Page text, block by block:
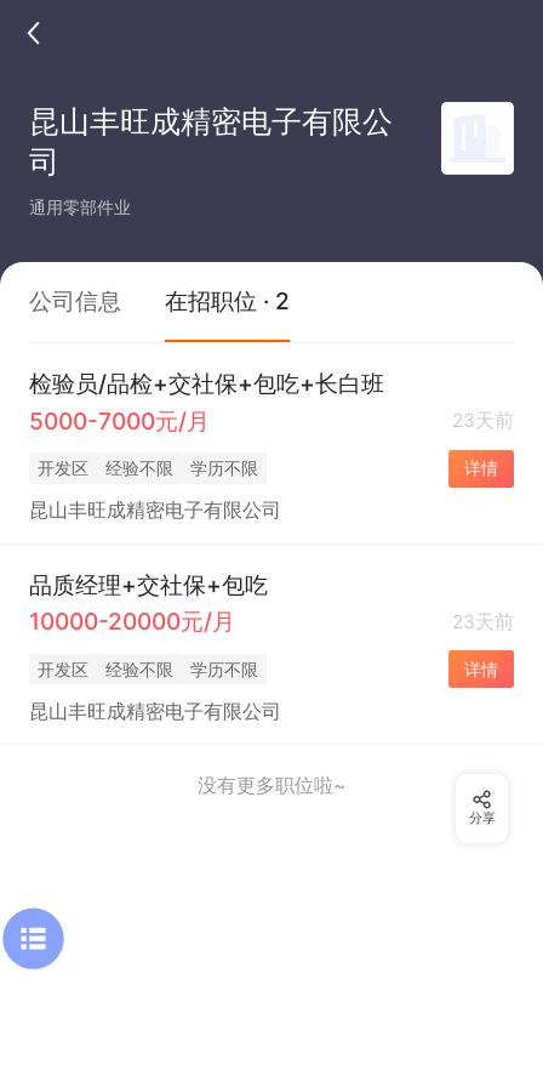
昆山丰旺成精密电子有限公
司
通用零部件业
公司信息 在招职位 · 2
检验员/品检+交社保+包吃+长白班
5000-7000元/月
23天前
开发区 经验不限 学历不限 详情
昆山丰旺成精密电子有限公司
品质经理+交社保+包吃
10000-20000元/月
23天前
开发区 经验不限 学历不限 详情
昆山丰旺成精密电子有限公司
没有更多职位啦~
分享